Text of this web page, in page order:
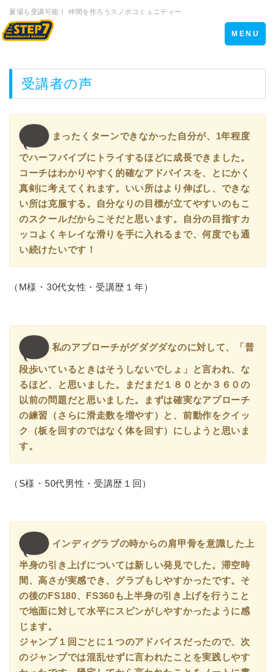
夏場も受講可能！ 仲間を作ろうスノボコミュニティー
Toggle
navigation
MENU
受講者の声
まったくターンできなかった自分が、1年程度
でハーフパイプにトライするほどに成長できました。
コーチはわかりやすく的確なアドバイスを、とにかく
真剣に考えてくれます。いい所はより伸ばし、できな
い所は克服する。自分なりの目標が立てやすいのもこ
のスクールだからこそだと思います。自分の目指すカ
ッコよくキレイな滑りを手に入れるまで、何度でも通
い続けたいです！
（M様・30代女性・受講歴１年）
私のアプローチがグダグダなのに対して、「普
段歩いているときはそうしないでしょ」と言われ、な
るほど、と思いました。まだまだ１８０とか３６０の
以前の問題だと思いました。まずは確実なアプローチ
の練習（さらに滑走数を増やす）と、前動作をクイッ
ク（板を回すのではなく体を回す）にしようと思いま
す。
（S様・50代男性・受講歴１回）
インディグラブの時からの肩甲骨を意識した上
半身の引き上げについては新しい発見でした。滞空時
間、高さが実感でき、グラブもしやすかったです。そ
の後のFS180、FS360も上半身の引き上げを行うこと
で地面に対して水平にスピンがしやすかったように感
じます。
ジャンプ１回ごとに１つのアドバイスだったので、次
のジャンプでは混乱せずに言われたことを実践しやす